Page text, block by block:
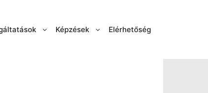
Képzések Elérhetőség